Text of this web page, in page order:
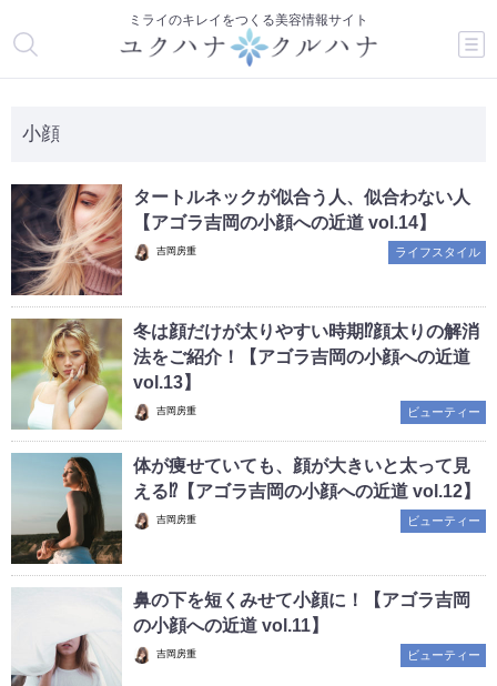
ミライのキレイをつくる美容情報サイト
小顔
タートルネックが似合う人、似合わない人
【アゴラ吉岡の小顔への近道 vol.14】
吉岡房重 ライフスタイル
冬は顔だけが太りやすい時期⁉顔太りの解消
法をご紹介！【アゴラ吉岡の小顔への近道
vol.13】
吉岡房重 ビューティー
体が痩せていても、顔が大きいと太って見
える⁉【アゴラ吉岡の小顔への近道 vol.12】
吉岡房重 ビューティー
鼻の下を短くみせて小顔に！【アゴラ吉岡
の小顔への近道 vol.11】
吉岡房重 ビューティー